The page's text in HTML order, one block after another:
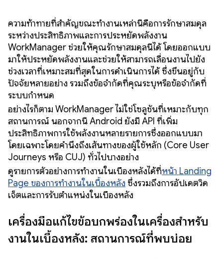
ความท้าทายที่สำคัญขณะทำงานเหล่านี้คือการรักษาสมดุล
ระหว่างประสิทธิภาพและการประหยัดพลังงาน
WorkManager ช่วยให้คุณรักษาสมดุลนี้ได้ โดยออกแบบ
มาให้ประหยัดพลังงานและช่วยให้สามารถเลื่อนงานไปยัง
ช่วงเวลาที่เหมาะสมที่สุดในการดำเนินการได้ ซึ่งขึ้นอยู่กับ
ปัจจัยหลายอย่าง รวมถึงข้อจำกัดที่คุณระบุหรือข้อจำกัดที่
ระบบกำหนด
อย่างไรก็ตาม WorkManager ไม่ใช่โซลูชันที่เหมาะกับทุก
สถานการณ์ นอกจากนี้ Android ยังมี API ที่เพิ่ม
ประสิทธิภาพการใช้พลังงานหลายรายการซึ่งออกแบบมา
โดยเฉพาะโดยคำนึงถึงเส้นทางของผู้ใช้หลัก (Core User
Journeys หรือ CUJ) ทั่วไปบางอย่าง
ดูรายการตัวอย่างการทำงานในเบื้องหลังได้ที่หน้า Landing
Page ของการทำงานในเบื้องหลัง ซึ่งรวมถึงการอัปเดตวิด
เจ็ตและการรับตำแหน่งในเบื้องหลัง
เครื่องมือแก้ไขข้อบกพร่องในเครื่องสำหรับ
งานในเบื้องหลัง: สถานการณ์ที่พบบ่อย